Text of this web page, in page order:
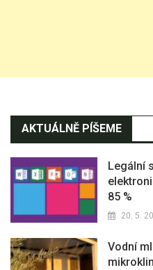
AKTUÁLNĚ PÍŠEME
Legální
85 %
20. 5.
Vodní